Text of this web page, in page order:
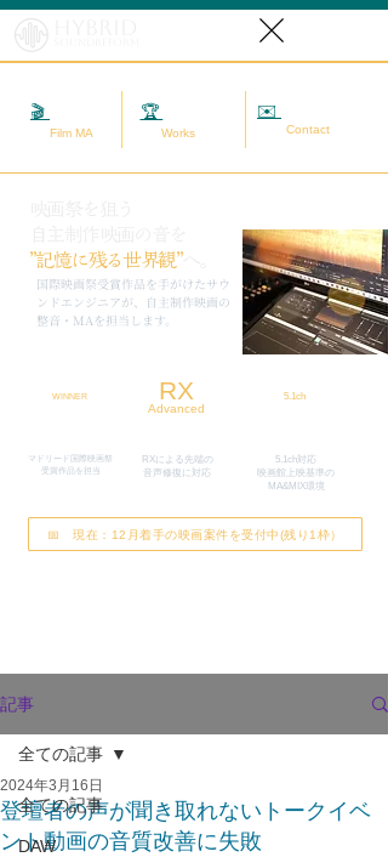
🎬
Film MA
🏆
Works
✉️
Contact
​国際映画祭受賞作品を手がけたサウ
ンドエンジニアが、自主制作映画の
整音・MAを担当します。
”記憶に残る世界観”へ。
WINNER RX
Advanced
マドリード国際映画祭
​受賞作品を担当
RXによる先端の
​音声修復に対応
5.1ch
5.1ch対応
映画館上映基準の
MA&MIX環境
📅 現在：12月着手の映画案件を受付中(残り1枠）
記事
全ての記事
DAW
全ての記事
登壇者の声が聞き取れないトークイベ
ント動画の音質改善に失敗
2024年3月16日